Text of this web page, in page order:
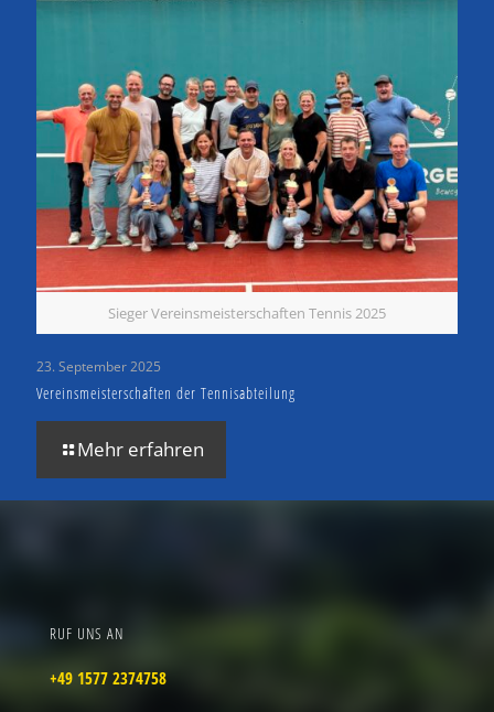
Sieger Vereinsmeisterschaften Tennis 2025
23. September 2025
Vereinsmeisterschaften der Tennisabteilung
Mehr erfahren
RUF UNS AN
+49 1577 2374758